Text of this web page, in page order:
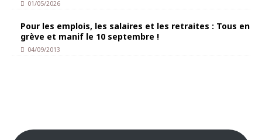
01/05/2026
Pour les emplois, les salaires et les retraites : Tous en
grève et manif le 10 septembre !
04/09/2013